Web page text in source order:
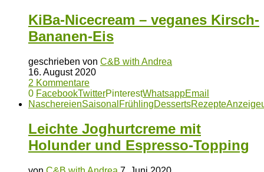
KiBa-Nicecream – veganes Kirsch-
Bananen-Eis
geschrieben von C&B with Andrea
16. August 2020
2 Kommentare
0 FacebookTwitterPinterestWhatsappEmail
NaschereienSaisonal FrühlingDessertsRezepteAnzeige
Leichte Joghurtcreme mit
Holunder und Espresso-Topping